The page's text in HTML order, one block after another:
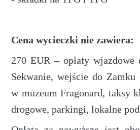
Cena wycieczki nie zawiera:
270 EUR – opłaty
Sekwanie, wejście do Zamku
w muzeum Fragonard, taksy
drogowe, parkingi, lokalne